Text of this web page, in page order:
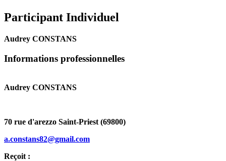
Participant Individuel
Audrey CONSTANS
Informations professionnelles
Audrey CONSTANS
70 rue d'arezzo Saint-Priest (69800)
a.constans82@gmail.com
Reçoit :